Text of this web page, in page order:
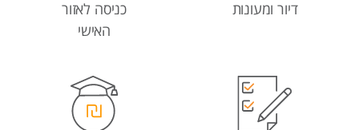
דיור ומעונות
כניסה לאזור
האישי